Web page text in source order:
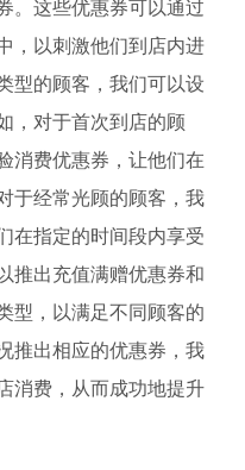
。这些优惠券可以通过
，以刺激他们到店内进
型的顾客，我们可以设
，对于首次到店的顾
消费优惠券，让他们在
于经常光顾的顾客，我
在指定的时间段内享受
推出充值满赠优惠券和
型，以满足不同顾客的
推出相应的优惠券，我
消费，从而成功地提升